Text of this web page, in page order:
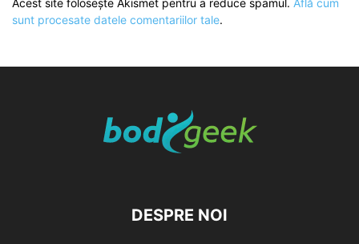
Acest site folosește Akismet pentru a reduce spamul. Află cum
sunt procesate datele comentariilor tale.
DESPRE NOI